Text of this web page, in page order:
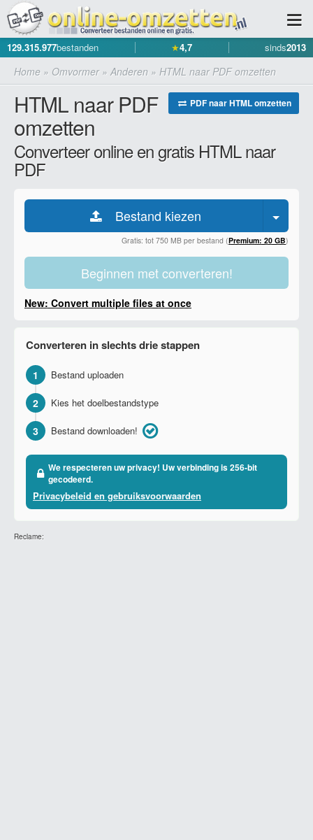
129.315.977bestanden ★4,7 sinds2013
Home » Omvormer» Anderen » HTML naar PDF omzetten
PDF naar HTML omzetten
HTML naar PDF
omzetten
Converteer online en gratis HTML naar
PDF
Bestand kiezen
Gratis: tot 750 MB per bestand (Premium: 20 GB)
Beginnen met converteren!
New: Convert multiple files at once
Converteren in slechts drie stappen
1 Bestand uploaden
2 Kies het doelbestandstype
3 Bestand downloaden!
We respecteren uw privacy! Uw verbinding is 256-bit
gecodeerd.
Privacybeleid en gebruiksvoorwaarden
Reclame: